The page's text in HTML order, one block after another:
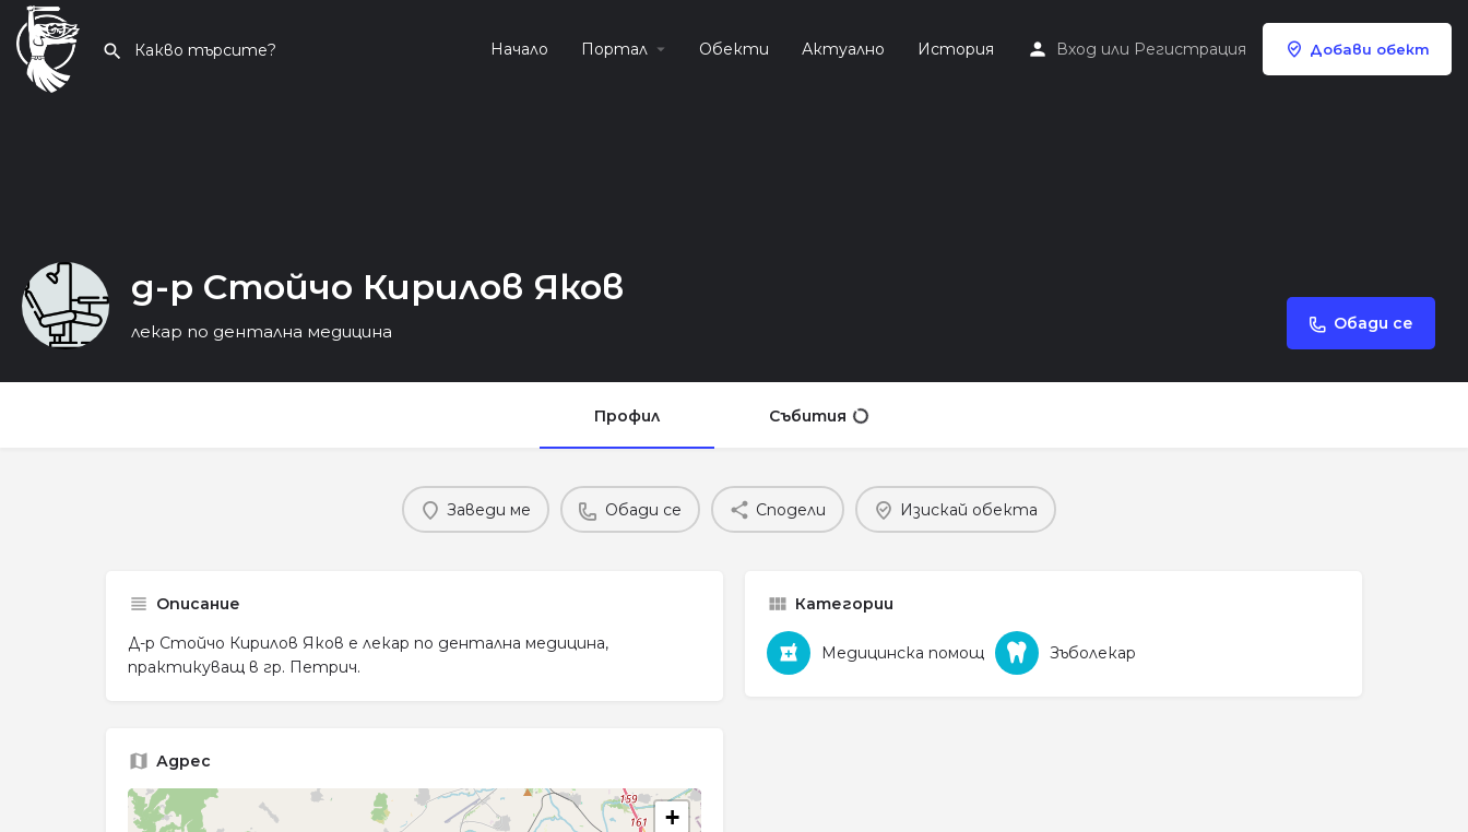
Начало Портал Обекти Актуално История Вход или Регистрация Добави обект
д-р Стойчо Кирилов Яков
лекар по дентална медицина Обади се
Профил Събития
Заведи ме Обади се Сподели Изискай обекта
Описание
Д-р Стойчо Кирилов Яков е лекар по дентална медицина,
практикуващ в гр. Петрич.
Адрес
+
Категории
Медицинска помощ Зъболекар